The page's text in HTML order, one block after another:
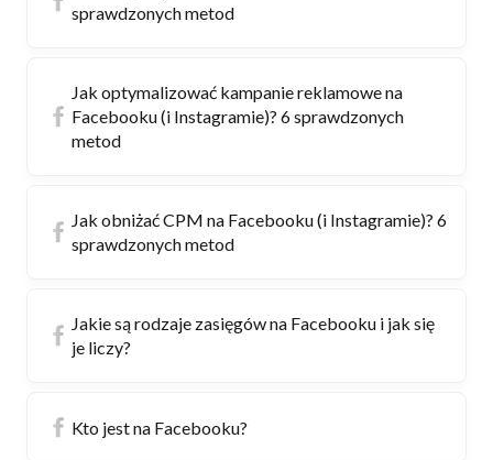
sprawdzonych metod
Jak optymalizować kampanie reklamowe na
Facebooku (i Instagramie)? 6 sprawdzonych
metod
Jak obniżać CPM na Facebooku (i Instagramie)? 6
sprawdzonych metod
Jakie są rodzaje zasięgów na Facebooku i jak się
je liczy?
Kto jest na Facebooku?